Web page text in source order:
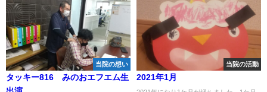
当院の想い
タッキー816 みのおエフエム生
当院の活動
2021年1月